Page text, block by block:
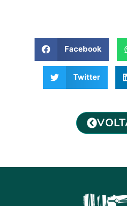
Facebook
Twitter